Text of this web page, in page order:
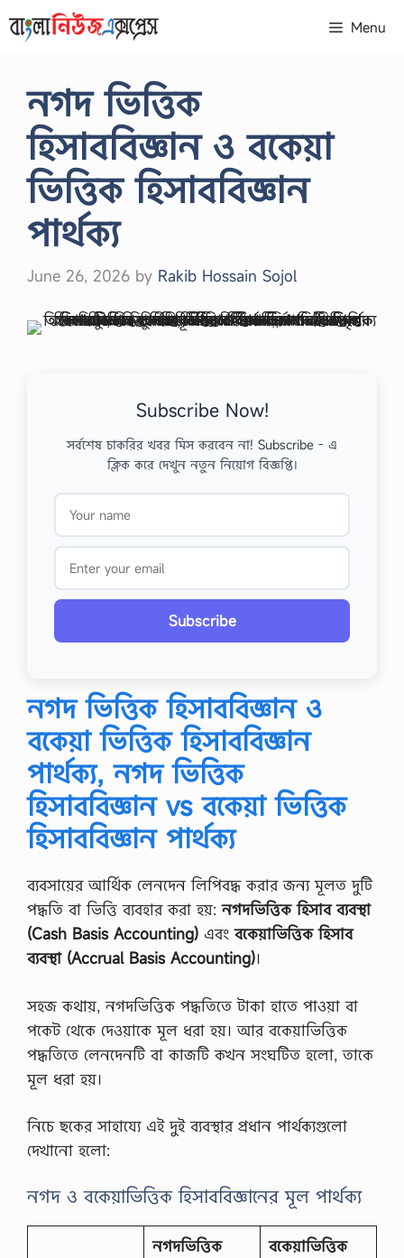
to
Menu
নগদ ভিত্তিক
হিসাববিজ্ঞান ও বকেয়া
ভিত্তিক হিসাববিজ্ঞান
পার্থক্য
June 26, 2026 by Rakib Hossain Sojol
Subscribe Now!
সর্বশেষ চাকরির খবর মিস করবেন না! Subscribe - এ
ক্লিক করে দেখুন নতুন নিয়োগ বিজ্ঞপ্তি।
Subscribe
নগদ ভিত্তিক হিসাববিজ্ঞান ও
বকেয়া ভিত্তিক হিসাববিজ্ঞান
পার্থক্য, নগদ ভিত্তিক
হিসাববিজ্ঞান vs বকেয়া ভিত্তিক
হিসাববিজ্ঞান পার্থক্য
ব্যবসায়ের আর্থিক লেনদেন লিপিবদ্ধ করার জন্য মূলত দুটি
পদ্ধতি বা ভিত্তি ব্যবহার করা হয়:নগদভিত্তিক হিসাব ব্যবস্থা
(Cash Basis Accounting) এবংবকেয়াভিত্তিক হিসাব
ব্যবস্থা (Accrual Basis Accounting)।
সহজ কথায়, নগদভিত্তিক পদ্ধতিতে টাকা হাতে পাওয়া বা
পকেট থেকে দেওয়াকে মূল ধরা হয়। আর বকেয়াভিত্তিক
পদ্ধতিতে লেনদেনটি বা কাজটি কখন সংঘটিত হলো, তাকে
মূল ধরা হয়।
নিচে ছকের সাহায্যে এই দুই ব্যবস্থার প্রধান পার্থক্যগুলো
দেখানো হলো:
নগদ ও বকেয়াভিত্তিক হিসাববিজ্ঞানের মূল পার্থক্য
নগদভিত্তিক
বকেয়াভিত্তিক